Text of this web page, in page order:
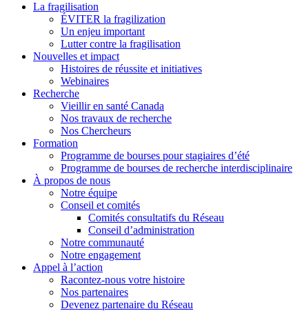
La fragilisation
ÉVITER la fragilization
Un enjeu important
Lutter contre la fragilisation
Nouvelles et impact
Histoires de réussite et initiatives
Webinaires
Recherche
Vieillir en santé Canada
Nos travaux de recherche
Nos Chercheurs
Formation
Programme de bourses pour stagiaires d’été
Programme de bourses de recherche interdisciplinaire
À propos de nous
Notre équipe
Conseil et comités
Comités consultatifs du Réseau
Conseil d’administration
Notre communauté
Notre engagement
Appel à l’action
Racontez-nous votre histoire
Nos partenaires
Devenez partenaire du Réseau